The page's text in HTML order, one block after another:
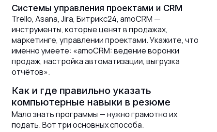
Системы управления проектами и CRM
Trello, Asana, Jira, Битрикс24, amoCRM —
инструменты, которые ценят в продажах,
маркетинге, управлении проектами. Укажите, что
именно умеете: «amoCRM: ведение воронки
продаж, настройка автоматизации, выгрузка
отчётов».
Как и где правильно указать
компьютерные навыки в резюме
Мало знать программы — нужно грамотно их
подать. Вот три основных способа.